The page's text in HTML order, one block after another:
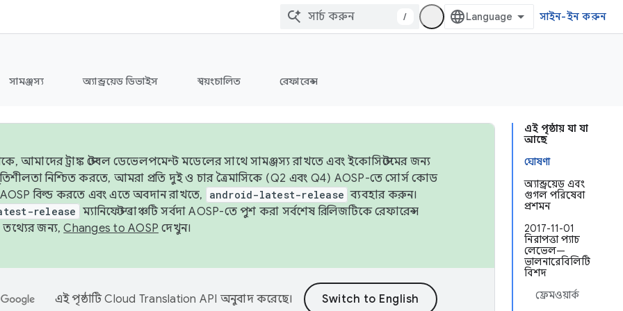
/ সাইন-ইন করুন
সামঞ্জস্য অ্যান্ড্রয়েড ডিভাইস স্বয়ংচালিত রেফারেন্স
এই পৃষ্ঠায় যা যা
আছে
ঘোষণা
অ্যান্ড্রয়েড এবং
গুগল পরিষেবা
প্রশমন
2017-11-01
নিরাপত্তা প্যাচ
লেভেল—
ভালনারেবিলিটি
বিশদ
ফ্রেমওয়ার্ক
আমাদের ট্রাঙ্ক স্টেবল ডেভেলপমেন্ট মডেলের সাথে সামঞ্জস্য রাখতে এবং ইকোসিস্টেমের জন্য
নিশ্চিত করতে, আমরা প্রতি দুই ও চার ত্রৈমাসিকে (Q2 এবং Q4) AOSP-তে সোর্স কোড
বিল্ড করতে এবং এতে অবদান রাখতে,
android-latest-release ব্যবহার করুন।
release ম্যানিফেস্ট ব্রাঞ্চটি সর্বদা AOSP-তে পুশ করা সর্বশেষ রিলিজটিকে রেফারেন্স
জন্য,Changes to AOSP দেখুন।
এই পৃষ্ঠাটিCloud Translation API অনুবাদ করেছে।